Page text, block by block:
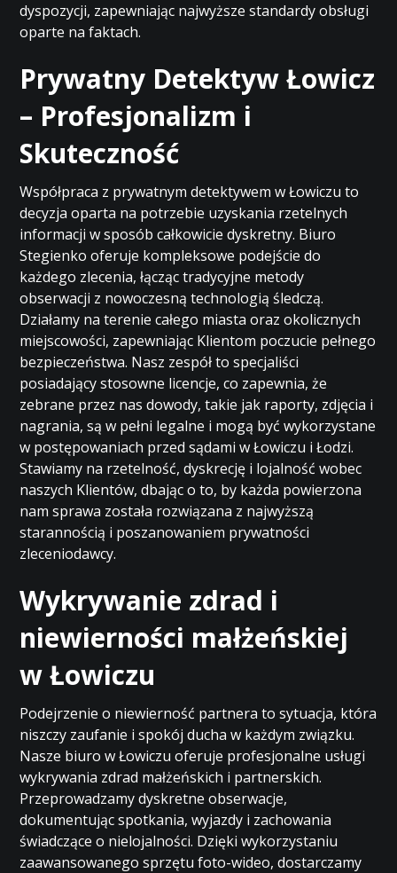
dyspozycji, zapewniając najwyższe standardy obsługi
oparte na faktach.
Prywatny Detektyw Łowicz
– Profesjonalizm i
Skuteczność
Współpraca z prywatnym detektywem w Łowiczu to
decyzja oparta na potrzebie uzyskania rzetelnych
informacji w sposób całkowicie dyskretny. Biuro
Stegienko oferuje kompleksowe podejście do
każdego zlecenia, łącząc tradycyjne metody
obserwacji z nowoczesną technologią śledczą.
Działamy na terenie całego miasta oraz okolicznych
miejscowości, zapewniając Klientom poczucie pełnego
bezpieczeństwa. Nasz zespół to specjaliści
posiadający stosowne licencje, co zapewnia, że
zebrane przez nas dowody, takie jak raporty, zdjęcia i
nagrania, są w pełni legalne i mogą być wykorzystane
w postępowaniach przed sądami w Łowiczu i Łodzi.
Stawiamy na rzetelność, dyskrecję i lojalność wobec
naszych Klientów, dbając o to, by każda powierzona
nam sprawa została rozwiązana z najwyższą
starannością i poszanowaniem prywatności
zleceniodawcy.
Wykrywanie zdrad i
niewierności małżeńskiej
w Łowiczu
Podejrzenie o niewierność partnera to sytuacja, która
niszczy zaufanie i spokój ducha w każdym związku.
Nasze biuro w Łowiczu oferuje profesjonalne usługi
wykrywania zdrad małżeńskich i partnerskich.
Przeprowadzamy dyskretne obserwacje,
dokumentując spotkania, wyjazdy i zachowania
świadczące o nielojalności. Dzięki wykorzystaniu
zaawansowanego sprzętu foto-wideo, dostarczamy